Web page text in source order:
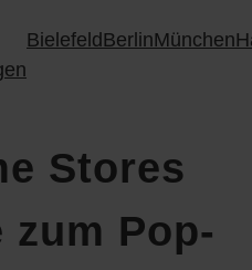
Bielefeld BerlinMünchen
Stores
Pop-